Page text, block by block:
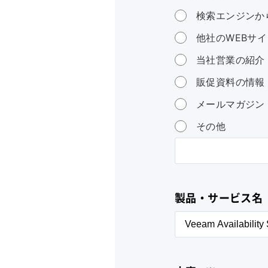
検索エンジンか
他社のWEBサイ
当社営業の紹介
販促資料の情報
メールマガジン
その他
製品・サービス名